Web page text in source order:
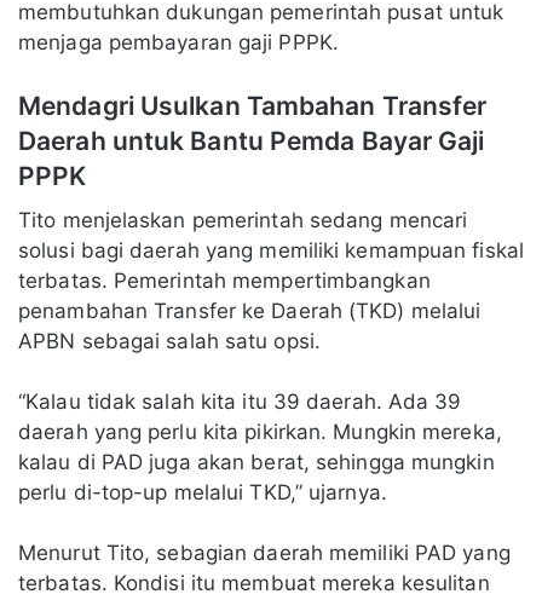
membutuhkan dukungan pemerintah pusat untuk
menjaga pembayaran gaji PPPK.
Mendagri Usulkan Tambahan Transfer
Daerah untuk Bantu Pemda Bayar Gaji
PPPK
Tito menjelaskan pemerintah sedang mencari
solusi bagi daerah yang memiliki kemampuan fiskal
terbatas. Pemerintah mempertimbangkan
penambahan Transfer ke Daerah (TKD) melalui
APBN sebagai salah satu opsi.
“Kalau tidak salah kita itu 39 daerah. Ada 39
daerah yang perlu kita pikirkan. Mungkin mereka,
kalau di PAD juga akan berat, sehingga mungkin
perlu di-top-up melalui TKD,” ujarnya.
Menurut Tito, sebagian daerah memiliki PAD yang
terbatas. Kondisi itu membuat mereka kesulitan